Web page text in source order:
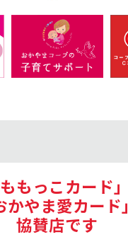
ももっこカード」
かやま愛カード」
協賛店です